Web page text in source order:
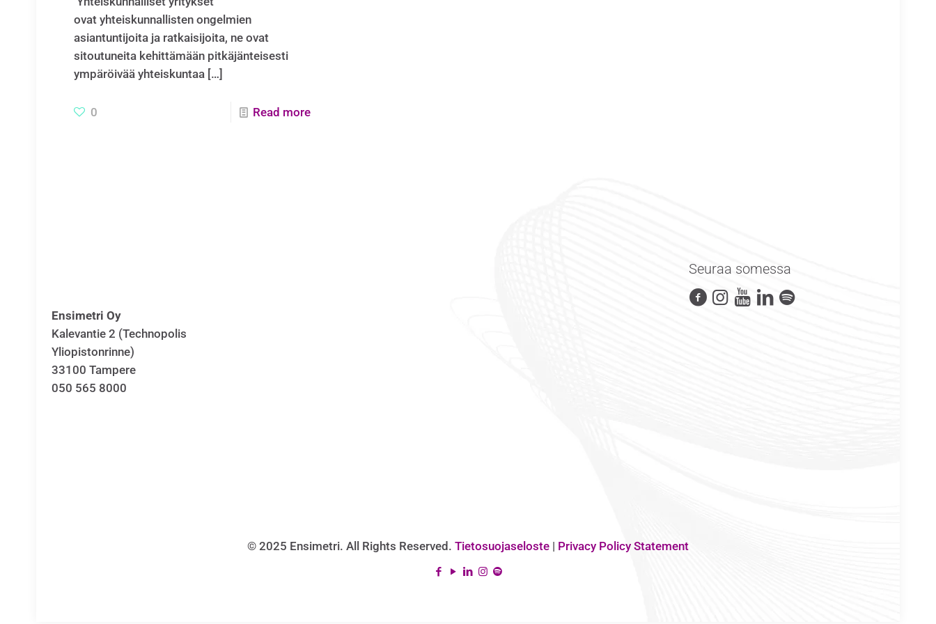
ovat yhteiskunnallisten ongelmien
asiantuntijoita ja ratkaisijoita, ne ovat
sitoutuneita kehittämään pitkäjänteisesti
ympäröivää yhteiskuntaa[…]
0 Read more
Ensimetri Oy
Kalevantie 2 (Technopolis
Yliopistonrinne)
33100 Tampere
050 565 8000
Seuraa somessa
© 2025 Ensimetri. All Rights Reserved. Tietosuojaseloste | Privacy Policy Statement